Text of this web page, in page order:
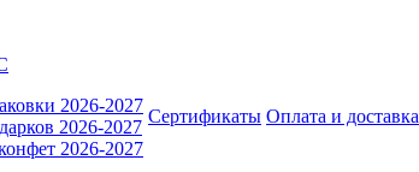
2026-2027
2026-2027
2026-2027
Сертификаты Оплата и доставка